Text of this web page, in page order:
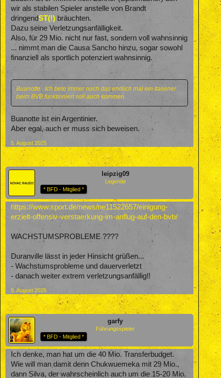
wir als stabilen Spieler anstelle von Brandt
dringendST(!) bräuchten.
Dazu seine Verletzungsanfälligkeit.
Also, für 29 Mio. nicht nur fast, sondern voll wahnsinnig
... nimmt man die Causa Sancho hinzu, sogar sowohl
finanziell als sportlich potenziert wahnsinnig.
Buanotte . Ich bete immer noch das endlich mal ein Italiener
beim BVB funktioniert soll auch kommen.
Buanotte ist ein Argentinier.
Aber egal, auch er muss sich beweisen.
5. August 2025
leipzig09
Legende
* BFD - Mitglied *
https://www.sport.de/news/ne11522657/einigung-
erzielt-offensiv-verstaerkung-im-anflug-auf-den-bvb/
WACHSTUMSPROBLEME ????
Duranville lässt in jeder Hinsicht grüßen...
- Wachstumsprobleme und dauerverletzt
- danach weiter extrem verletzungsanfällig!!
5. August 2025
garfy
Führungsspieler
* BFD - Mitglied *
Ich denke, man hat um die 40 Mio. Transferbudget.
Wie will man damit denn Chukwuemeka mit 29 Mio.,
dann Silva, der wahrscheinlich auch um die 15-20 Mio.